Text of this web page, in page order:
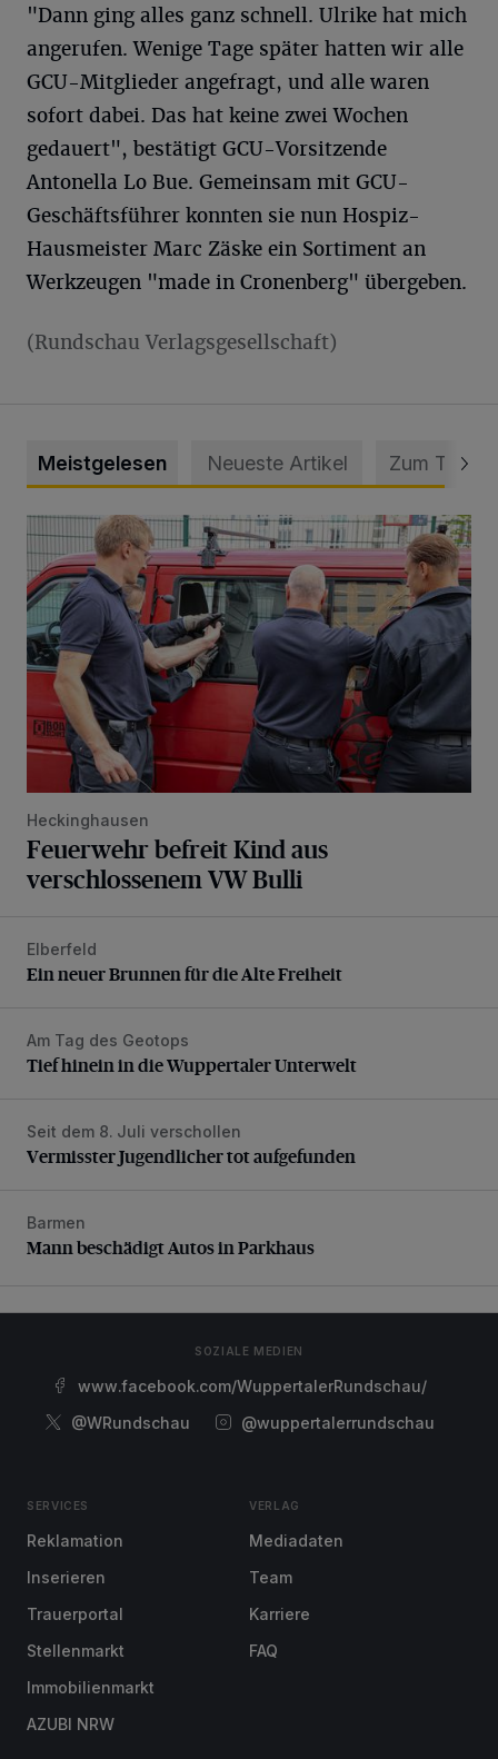
"Dann ging alles ganz schnell. Ulrike hat mich
angerufen. Wenige Tage später hatten wir alle
GCU-Mitglieder angefragt, und alle waren
sofort dabei. Das hat keine zwei Wochen
gedauert", bestätigt GCU-Vorsitzende
Antonella Lo Bue. Gemeinsam mit GCU-
Geschäftsführer konnten sie nun Hospiz-
Hausmeister Marc Zäske ein Sortiment an
Werkzeugen "made in Cronenberg" übergeben.
(Rundschau Verlagsgesellschaft)
Meistgelesen Neueste Artikel Zum Thema
Feuerwehr befreit Kind aus verschlossenem VW Bulli
Heckinghausen
Feuerwehr befreit Kind aus
verschlossenem VW Bulli
Ein neuer Brunnen für die Alte Freiheit
Elberfeld
Ein neuer Brunnen für die Alte Freiheit
Tief hinein in die Wuppertaler Unterwelt
Am Tag des Geotops
Tief hinein in die Wuppertaler Unterwelt
Vermisster Jugendlicher tot aufgefunden
Seit dem 8. Juli verschollen
Vermisster Jugendlicher tot aufgefunden
Mann beschädigt Autos in Parkhaus
Barmen
Mann beschädigt Autos in Parkhaus
SOZIALE MEDIEN
www.facebook.com/WuppertalerRundschau/
@WRundschau
@wuppertalerrundschau
SERVICES
Reklamation
Inserieren
Trauerportal
Stellenmarkt
Immobilienmarkt
AZUBI NRW
VERLAG
Mediadaten
Team
Karriere
FAQ